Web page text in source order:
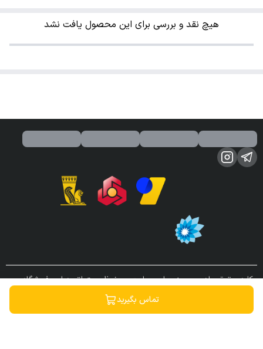
تماس بگیرید
هیچ نقد و بررسی برای این محصول یافت نشد
کلیه حقوق مادی و معنوی این سایت محفوظ و متعلق به این فروشگاه می